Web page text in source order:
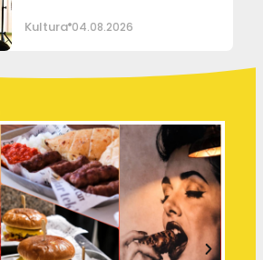
Kultura 04.08.2026